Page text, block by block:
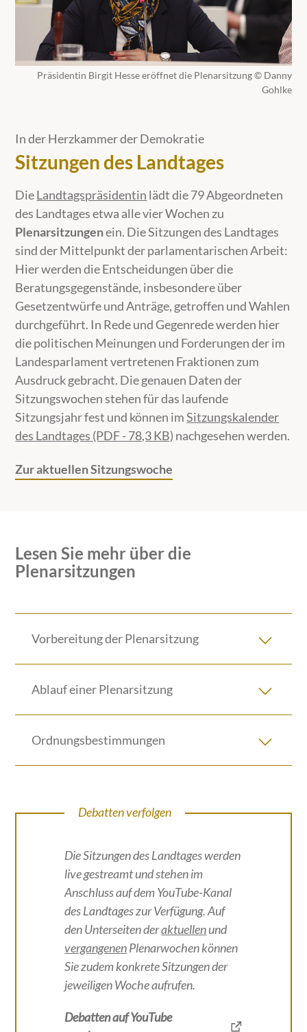
Präsidentin Birgit Hesse eröffnet die Plenarsitzung © Danny
Gohlke
In der Herzkammer der Demokratie
Sitzungen des Landtages
DieLandtagspräsidentin lädt die 79 Abgeordneten
des Landtages etwa alle vier Wochen zu
Plenarsitzungenein. Die Sitzungen des Landtages
sind der Mittelpunkt der parlamentarischen Arbeit:
Hier werden die Entscheidungen über die
Beratungsgegenstände, insbesondere über
Gesetzentwürfe und Anträge, getroffen und Wahlen
durchgeführt. In Rede und Gegenrede werden hier
die politischen Meinungen und Forderungen der im
Landesparlament vertretenen Fraktionen zum
Ausdruck gebracht. Die genauen Daten der
Sitzungswochen stehen für das laufende
Sitzungsjahr fest und können imSitzungskalender
des Landtages (PDF - 78,3 KB) nachgesehen werden.
Zur aktuellen Sitzungswoche
Lesen Sie mehr über die
Plenarsitzungen
Vorbereitung der Plenarsitzung
Ablauf einer Plenarsitzung
Ordnungsbestimmungen
Debatten verfolgen
Die Sitzungen des Landtages werden
live gestreamt und stehen im
Anschluss auf dem YouTube-Kanal
des Landtages zur Verfügung. Auf
den Unterseiten deraktuellenund
vergangenenPlenarwochen können
Sie zudem konkrete Sitzungen der
jeweiligen Woche aufrufen.
Debatten auf YouTube